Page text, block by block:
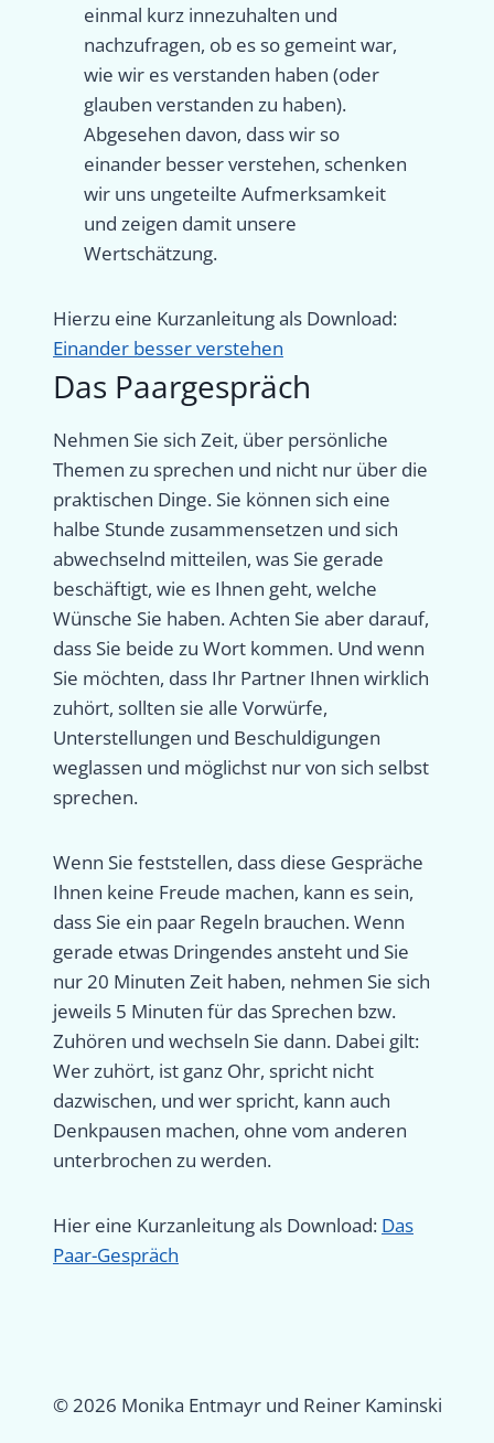
einmal kurz innezuhalten und
nachzufragen, ob es so gemeint war,
wie wir es verstanden haben (oder
glauben verstanden zu haben).
Abgesehen davon, dass wir so
einander besser verstehen, schenken
wir uns ungeteilte Aufmerksamkeit
und zeigen damit unsere
Wertschätzung.
Hierzu eine Kurzanleitung als Download:
Einander besser verstehen
Das Paargespräch
Nehmen Sie sich Zeit, über persönliche
Themen zu sprechen und nicht nur über die
praktischen Dinge. Sie können sich eine
halbe Stunde zusammensetzen und sich
abwechselnd mitteilen, was Sie gerade
beschäftigt, wie es Ihnen geht, welche
Wünsche Sie haben. Achten Sie aber darauf,
dass Sie beide zu Wort kommen. Und wenn
Sie möchten, dass Ihr Partner Ihnen wirklich
zuhört, sollten sie alle Vorwürfe,
Unterstellungen und Beschuldigungen
weglassen und möglichst nur von sich selbst
sprechen.
Wenn Sie feststellen, dass diese Gespräche
Ihnen keine Freude machen, kann es sein,
dass Sie ein paar Regeln brauchen. Wenn
gerade etwas Dringendes ansteht und Sie
nur 20 Minuten Zeit haben, nehmen Sie sich
jeweils 5 Minuten für das Sprechen bzw.
Zuhören und wechseln Sie dann. Dabei gilt:
Wer zuhört, ist ganz Ohr, spricht nicht
dazwischen, und wer spricht, kann auch
Denkpausen machen, ohne vom anderen
unterbrochen zu werden.
Hier eine Kurzanleitung als Download: Das
Paar-Gespräch
© 2026 Monika Entmayr und Reiner Kaminski